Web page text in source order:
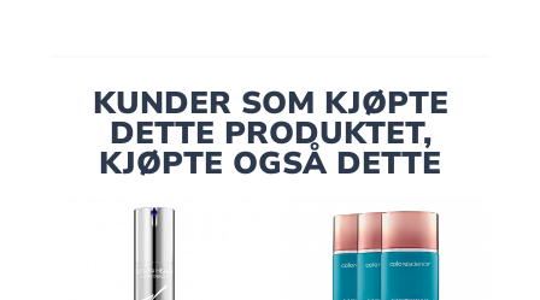
KUNDER SOM KJØPTE
DETTE PRODUKTET,
KJØPTE OGSÅ DETTE